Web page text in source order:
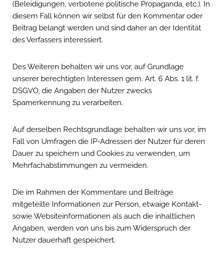
(Beleidigungen, verbotene politische Propaganda, etc.). In
diesem Fall können wir selbst für den Kommentar oder
Beitrag belangt werden und sind daher an der Identität
des Verfassers interessiert.
Des Weiteren behalten wir uns vor, auf Grundlage
unserer berechtigten Interessen gem. Art. 6 Abs. 1 lit. f.
DSGVO, die Angaben der Nutzer zwecks
Spamerkennung zu verarbeiten.
Auf derselben Rechtsgrundlage behalten wir uns vor, im
Fall von Umfragen die IP-Adressen der Nutzer für deren
Dauer zu speichern und Cookies zu verwenden, um
Mehrfachabstimmungen zu vermeiden.
Die im Rahmen der Kommentare und Beiträge
mitgeteilte Informationen zur Person, etwaige Kontakt-
sowie Websiteinformationen als auch die inhaltlichen
Angaben, werden von uns bis zum Widerspruch der
Nutzer dauerhaft gespeichert.